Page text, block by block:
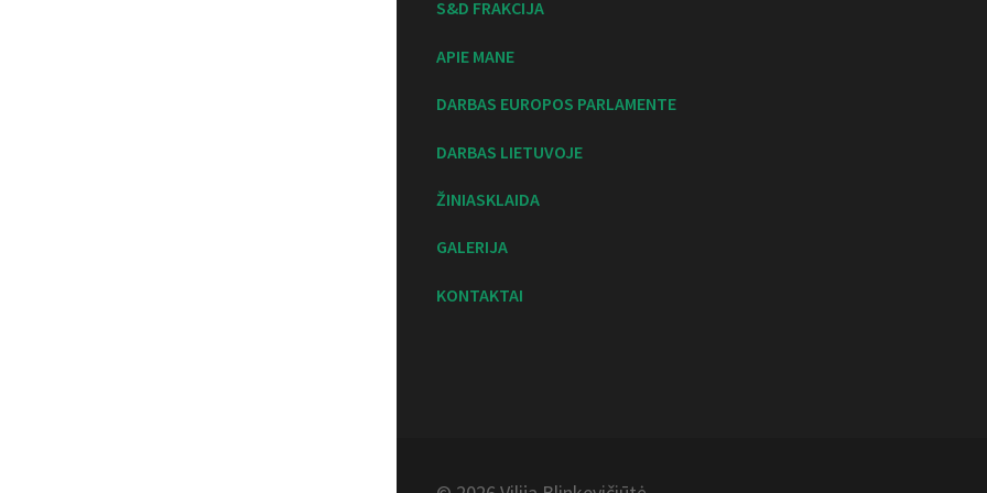
S&D FRAKCIJA
APIE MANE
DARBAS EUROPOS PARLAMENTE
DARBAS LIETUVOJE
ŽINIASKLAIDA
GALERIJA
KONTAKTAI